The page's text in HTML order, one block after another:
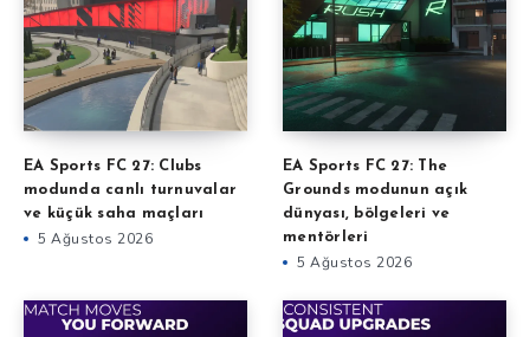
EA Sports FC 27: Clubs
modunda canlı turnuvalar
ve küçük saha maçları
5 Ağustos 2026
EA Sports FC 27: The
Grounds modunun açık
dünyası, bölgeleri ve
mentörleri
5 Ağustos 2026